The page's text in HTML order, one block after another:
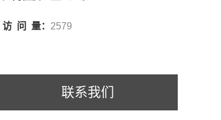
访 问 量： 2579
联系我们